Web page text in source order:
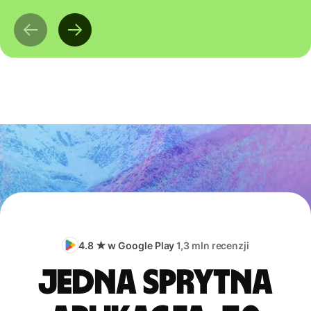
4.8 ★ w Google Play1,3 mln recenzji
Jedna sprytna